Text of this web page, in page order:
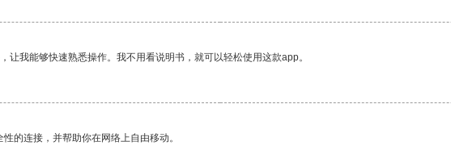
我能够快速熟悉操作。我不用看说明书，就可以轻松使用这款app。
的连接，并帮助你在网络上自由移动。